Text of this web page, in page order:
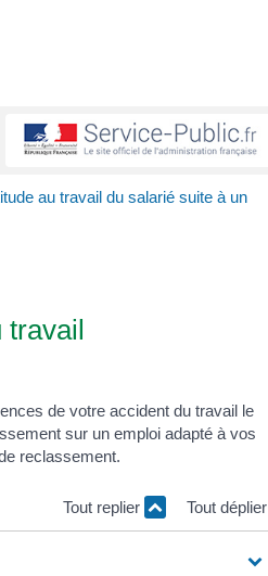
au travail du salarié suite à un
travail
de votre accident du travail le
sur un emploi adapté à vos
reclassement.
Tout replier Tout déplier